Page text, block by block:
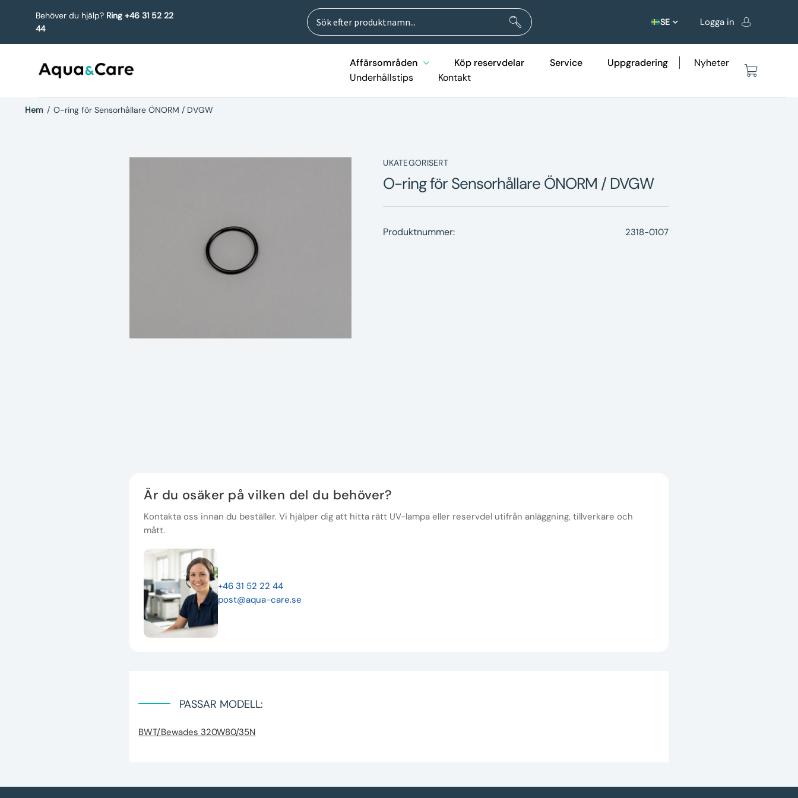
Behöver du hjälp? Ring +46 31 52 22
44
Sök
efter:
Sök
SE Logga in
Affärsområden Köp reservdelar Service Uppgradering
Nyheter
Underhållstips
Kontakt
Hem / O-ring för Sensorhållare ÖNORM / DVGW
UKATEGORISERT
O-ring för Sensorhållare ÖNORM / DVGW
Produktnummer: 2318-0107
Är du osäker på vilken del du behöver?
Kontakta oss innan du beställer. Vi hjälper dig att hitta rätt UV-lampa eller reservdel utifrån anläggning, tillverkare och
mått.
+46 31 52 22 44
post@aqua-care.se
PASSAR MODELL:
BWT/Bewades 320W80/35N